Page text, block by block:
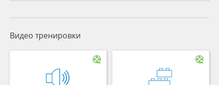
Видео тренировки